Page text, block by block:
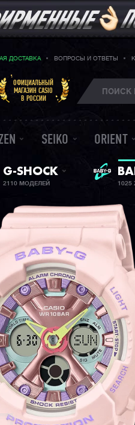
ДОСТАВКА ВОПРОСЫ И ОТВЕТЫ
ОФИЦИАЛЬНЫЙ
МАГАЗИН CASIO
В РОССИИ
SEIKO ORIENT
G-SHOCK
2110 МОДЕЛЕЙ